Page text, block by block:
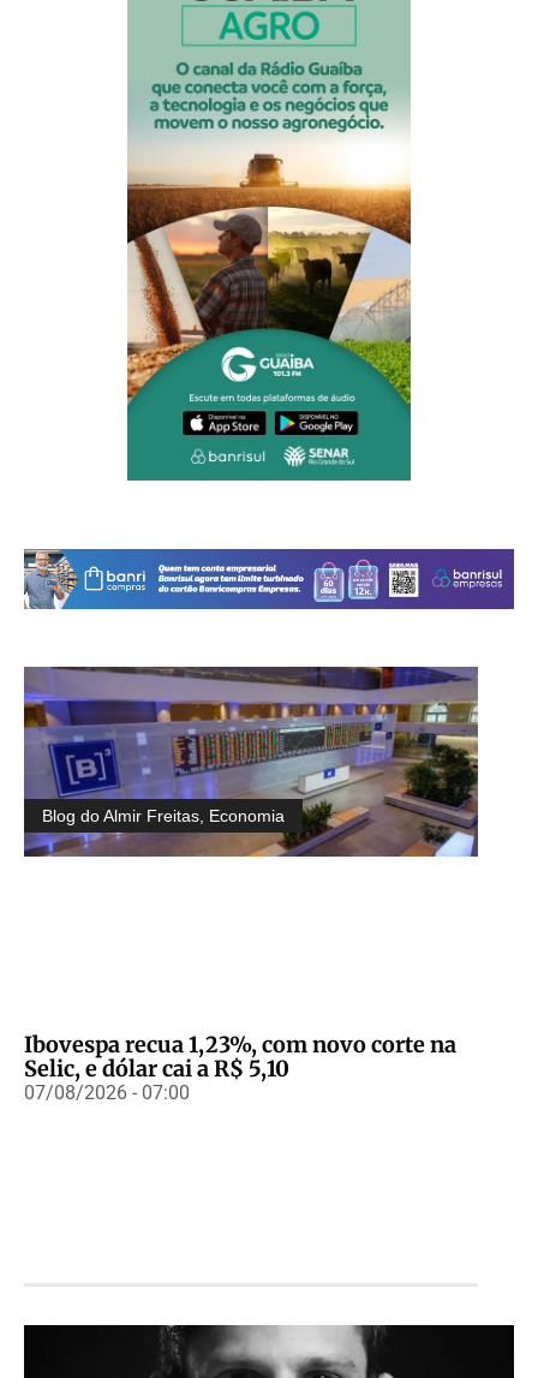
Blog do Almir Freitas Economia
Ibovespa recua 1,23%, com novo corte na
Selic, e dólar cai a R$ 5,10
07/08/2026 - 07:00